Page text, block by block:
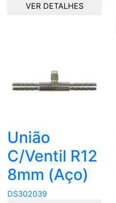
VER DETALHES
União
C/Ventil R12
8mm (Aço)
DS302039